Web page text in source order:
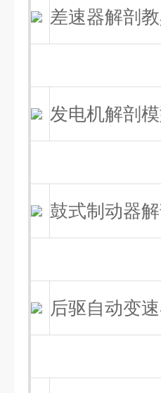
差速器解剖
发电机解剖
鼓式制动器
后驱自动变